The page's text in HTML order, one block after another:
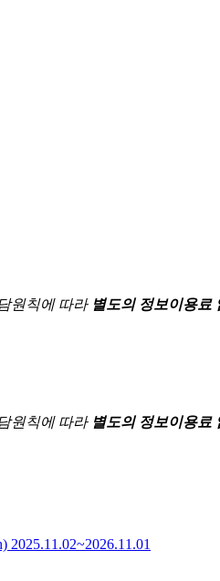
원칙에 따라 별도의 정보이용료
원칙에 따라 별도의 정보이용료